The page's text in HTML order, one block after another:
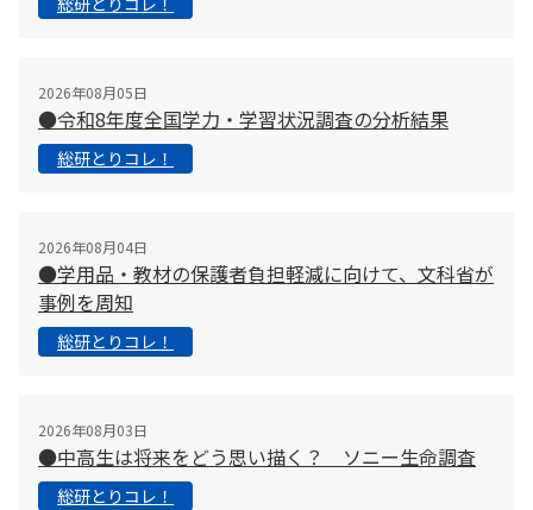
2026年08月05日
●令和8年度全国学力・学習状況調査の分析結果
総研とりコレ！
2026年08月04日
●学用品・教材の保護者負担軽減に向けて、文科省が
事例を周知
総研とりコレ！
2026年08月03日
●中高生は将来をどう思い描く？ ソニー生命調査
総研とりコレ！